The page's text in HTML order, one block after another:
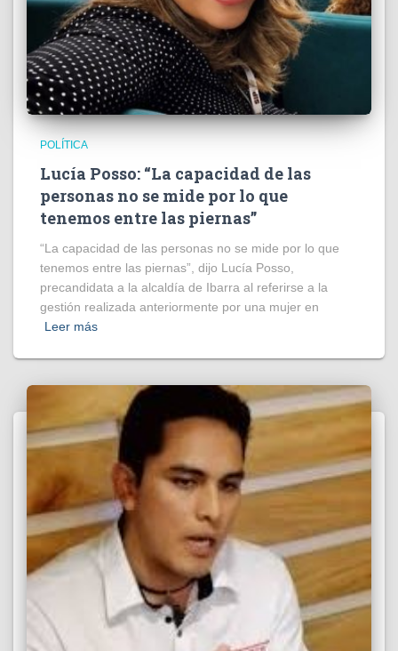
POLÍTICA
Lucía Posso: “La capacidad de las
personas no se mide por lo que
tenemos entre las piernas”
“La capacidad de las personas no se mide por lo que
tenemos entre las piernas”, dijo Lucía Posso,
precandidata a la alcaldía de Ibarra al referirse a la
gestión realizada anteriormente por una mujer en
Leer más